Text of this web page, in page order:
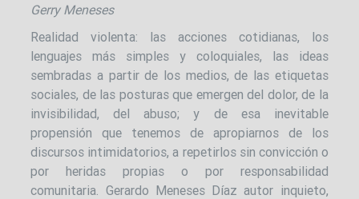
Gerry Meneses
Realidad violenta: las acciones cotidianas, los
lenguajes más simples y coloquiales, las ideas
sembradas a partir de los medios, de las etiquetas
sociales, de las posturas que emergen del dolor, de la
invisibilidad, del abuso; y de esa inevitable
propensión que tenemos de apropiarnos de los
discursos intimidatorios, a repetirlos sin convicción o
por heridas propias o por responsabilidad
comunitaria. Gerardo Meneses Díaz autor inquieto,